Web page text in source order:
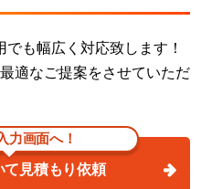
も幅広く対応致します！
適なご提案をさせていただ
力画面へ！
て見積もり依頼